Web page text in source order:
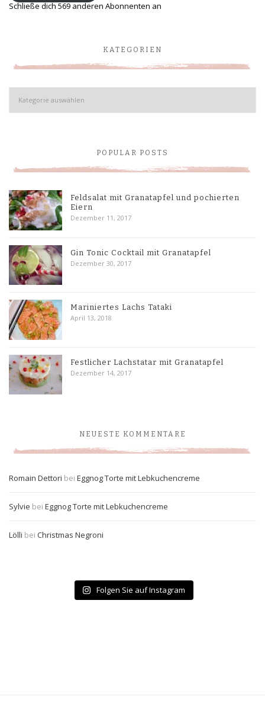
Schließe dich 569 anderen Abonnenten an
KATEGORIEN
Kategorien
POPULAR POSTS
Feldsalat mit Granatapfel und pochierten
Eiern
Dezember 11, 2017
Gin Tonic Cocktail mit Granatapfel
Dezember 30, 2017
Mariniertes Lachs Tataki
April 13, 2018
Festlicher Lachstatar mit Granatapfel
Dezember 14, 2017
NEUESTE KOMMENTARE
Romain Dettori bei Eggnog Torte mit Lebkuchencreme
Sylvie bei Eggnog Torte mit Lebkuchencreme
Lölli bei Christmas Negroni
Folgen Sie auf Instagram